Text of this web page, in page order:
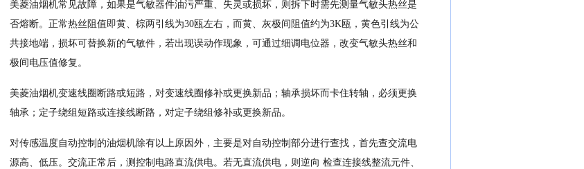
美菱油烟机常见故障，如果是气敏器件油污严重、失灵或损坏，则拆下时需先测量气敏头热丝是
否熔断。正常热丝阻值即黄、棕两引线为30瓯左右，而黄、灰极间阻值约为3K瓯，黄色引线为公
共接地端，损坏可替换新的气敏件，若出现误动作现象，可通过细调电位器，改变气敏头热丝和
极间电压值修复。
美菱油烟机变速线圈断路或短路，对变速线圈修补或更换新品；轴承损坏而卡住转轴，必须更换
轴承；定子绕组短路或连接线断路，对定子绕组修补或更换新品。
对传感温度自动控制的油烟机除有以上原因外，主要是对自动控制部分进行查找，首先查交流电
源高、低压。交流正常后，测控制电路直流供电。若无直流供电，则逆向 检查连接线整流元件、